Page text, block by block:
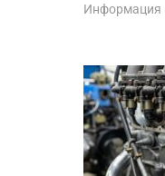
Информация